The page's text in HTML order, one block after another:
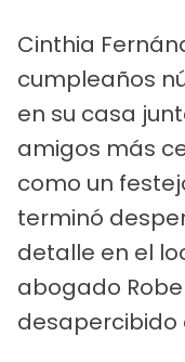
Cinthia
cumpleaños
en su casa
amigos más
como un
terminó
detalle en el
abogado
desapercibido